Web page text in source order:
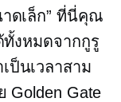
ดเล็ก” ที่นี่คุณ
ทั้งหมดจากกูรู
ป็นเวลาสาม
Golden Gate